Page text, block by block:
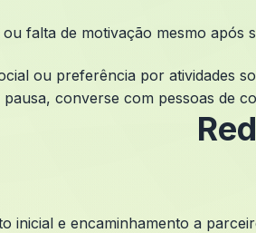
falta de motivação mesmo após
ou preferência por atividades
converse com pessoas de
inicial e encaminhamento a